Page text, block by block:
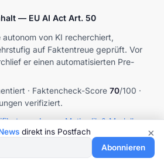
— EU AI Act Art. 50
von KI recherchiert,
auf Faktentreue geprüft. Vor
er einen automatisierten Pre-
· Faktencheck-Score 70/100 ·
verifiziert.
ansehen·Methodik & Modelle
direkt ins Postfach
Abonnieren
×